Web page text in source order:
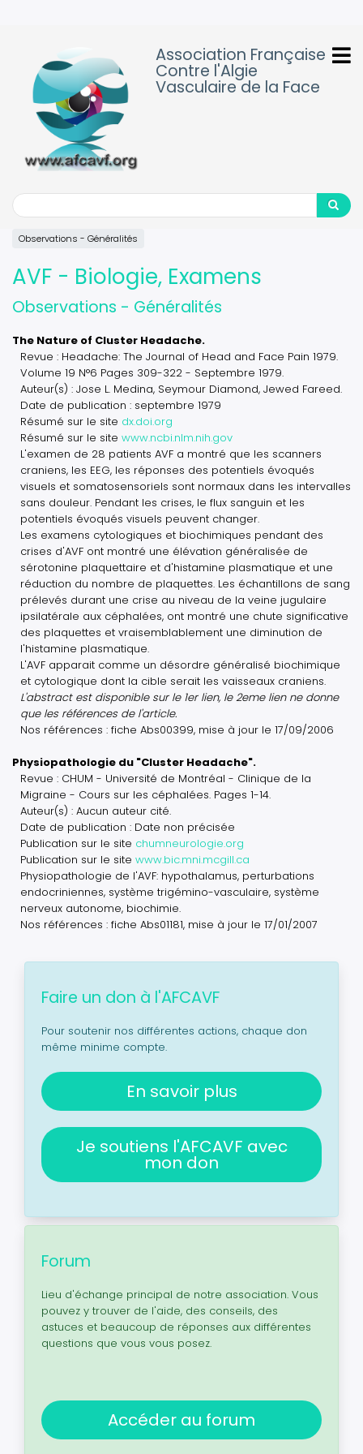
Association Française
Contre l'Algie
Vasculaire de la Face
Search
Search
Observations - Généralités
AVF - Biologie, Examens
Observations - Généralités
The Nature of Cluster Headache.
Revue : Headache: The Journal of Head and Face Pain 1979.
Volume 19 N°6 Pages 309-322 - Septembre 1979.
Auteur(s) : Jose L. Medina, Seymour Diamond, Jewed Fareed.
Date de publication : septembre 1979
Résumé sur le site dx.doi.org
Résumé sur le site www.ncbi.nlm.nih.gov
L'examen de 28 patients AVF a montré que les scanners
craniens, les EEG, les réponses des potentiels évoqués
visuels et somatosensoriels sont normaux dans les intervalles
sans douleur. Pendant les crises, le flux sanguin et les
potentiels évoqués visuels peuvent changer.
Les examens cytologiques et biochimiques pendant des
crises d'AVF ont montré une élévation généralisée de
sérotonine plaquettaire et d'histamine plasmatique et une
réduction du nombre de plaquettes. Les échantillons de sang
prélevés durant une crise au niveau de la veine jugulaire
ipsilatérale aux céphalées, ont montré une chute significative
des plaquettes et vraisemblablement une diminution de
l'histamine plasmatique.
L'AVF apparait comme un désordre généralisé biochimique
et cytologique dont la cible serait les vaisseaux craniens.
L'abstract est disponible sur le 1er lien, le 2eme lien ne donne
que les références de l'article.
Nos références : fiche Abs00399, mise à jour le 17/09/2006
Physiopathologie du "Cluster Headache".
Revue : CHUM - Université de Montréal - Clinique de la
Migraine - Cours sur les céphalées. Pages 1-14.
Auteur(s) : Aucun auteur cité.
Date de publication : Date non précisée
Publication sur le site chumneurologie.org
Publication sur le site www.bic.mni.mcgill.ca
Physiopathologie de l'AVF: hypothalamus, perturbations
endocriniennes, système trigémino-vasculaire, système
nerveux autonome, biochimie.
Nos références : fiche Abs01181, mise à jour le 17/01/2007
Faire un don à l'AFCAVF
Pour soutenir nos différentes actions, chaque don
même minime compte.
En savoir plus
Je soutiens l'AFCAVF avec
mon don
Forum
Lieu d'échange principal de notre association. Vous
pouvez y trouver de l'aide, des conseils, des
astuces et beaucoup de réponses aux différentes
questions que vous vous posez.
Accéder au forum